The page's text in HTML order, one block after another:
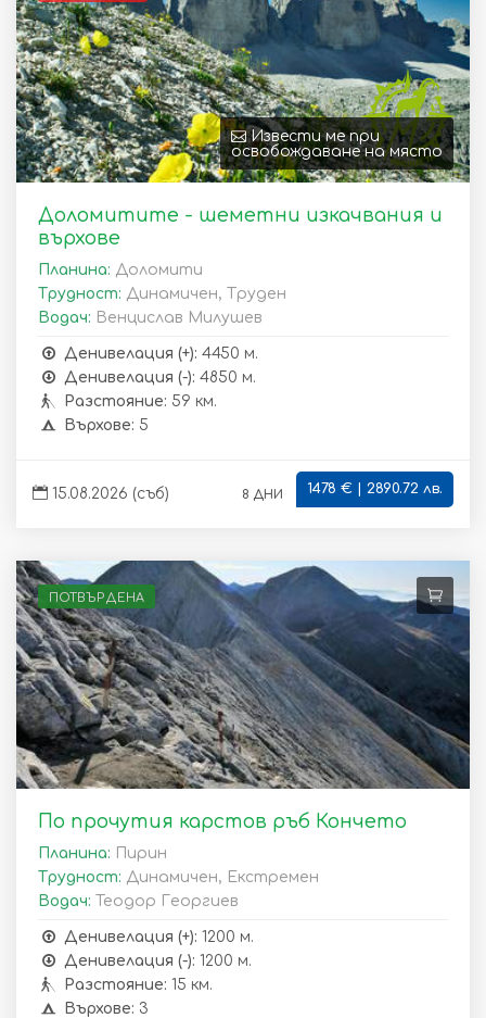
Извести ме при
освобождаване на място
Доломитите - шеметни изкачвания и
върхове
Планина: Доломити
Трудност: Динамичен, Труден
Водач: Венцислав Милушев
Денивелация (+): 4450 м.
Денивелация (-): 4850 м.
Разстояние: 59 км.
Върхове: 5
15.08.2026 (съб) 8 дни 1478 € | 2890.72 лв.
ПОТВЪРДЕНА
По прочутия карстов ръб Кончето
Планина: Пирин
Трудност: Динамичен, Екстремен
Водач: Теодор Георгиев
Денивелация (+): 1200 м.
Денивелация (-): 1200 м.
Разстояние: 15 км.
Върхове: 3